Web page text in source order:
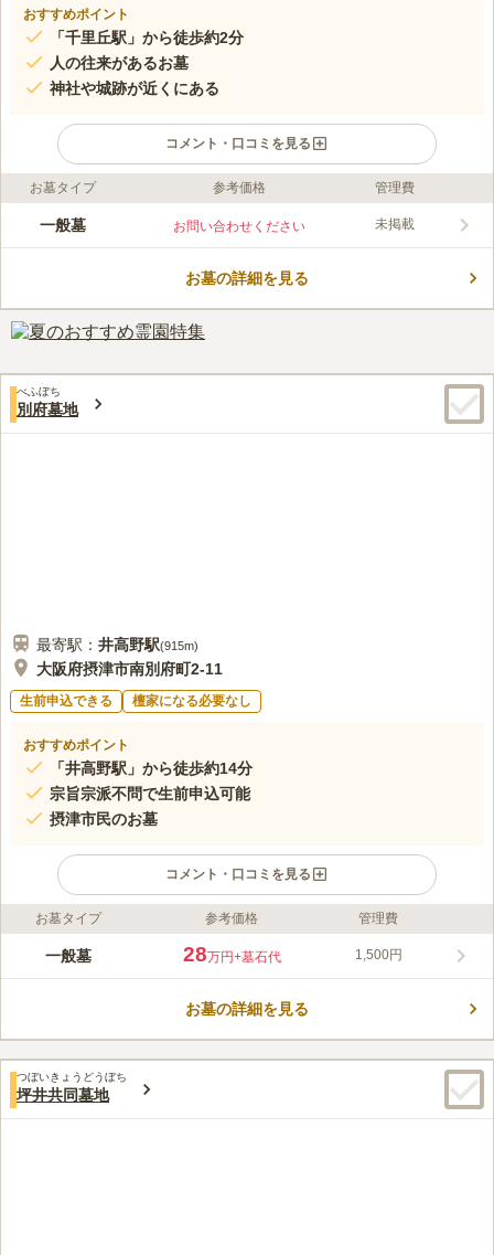
おすすめポイント
「千里丘駅」から徒歩約2分
人の往来があるお墓
神社や城跡が近くにある
コメント・口コミを見る
ライフドット編集部のコメント
人の往来がある住宅街の中に位置しており、女性一人でも安心し
に神社や城跡があるので歴史を感じることができ、歴史好きの方
ーケットも近いので必要なものをすぐに買いに行けるので便利で
す。
口コミ評価
50代男性
住宅地の中にあり、周辺はマンションや戸建てが立ち並のでい
る。そのため、最寄り駅から墓地までの途中にスーパーがある。
口コミの続きを読む
お墓タイプ 参考価格 管理費
一般墓 お問い合わせください 未掲載
お墓の詳細を見る
べふぼち
別府墓地
最寄駅： 井高野駅(915m)
大阪府摂津市南別府町2-11
生前申込できる 檀家になる必要なし
おすすめポイント
「井高野駅」から徒歩約14分
宗旨宗派不問で生前申込可能
摂津市民のお墓
コメント・口コミを見る
ライフドット編集部のコメント
摂津市斎場に隣接する自治会墓地です。参道が雨の日でも歩きや
りされる方でも安心です。献花の水替え用の手桶や水汲み場があ
口コミ評価
この霊園はまだ誰からも評価されていません。
お墓タイプ 参考価格 管理費
一般墓 28万円+墓石代 1,500円
お墓の詳細を見る
つぼいきょうどうぼち
坪井共同墓地